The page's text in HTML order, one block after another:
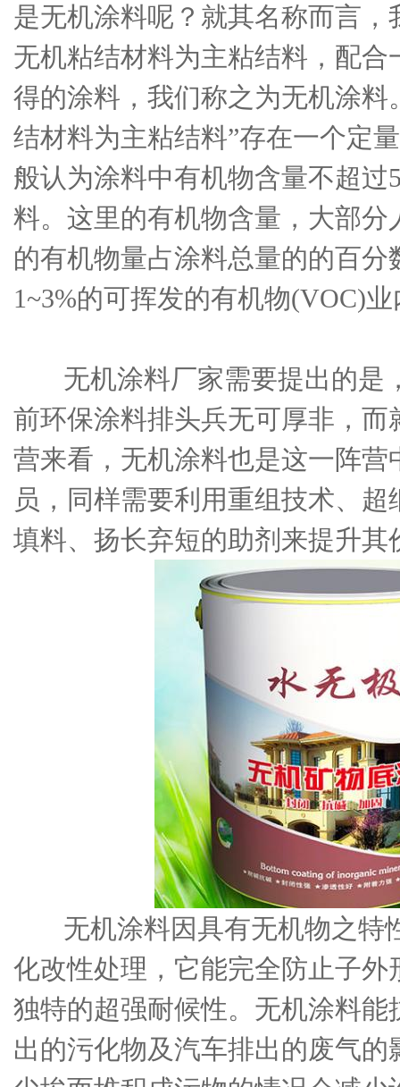
是无机涂料呢？就其名称而言
无机粘结材料为主粘结料，配
得的涂料，我们称之为无机涂料
结材料为主粘结料”存在一个定
般认为涂料中有机物含量不超过
料。这里的有机物含量，大部
的有机物量占涂料总量的的百分
1~3%的可挥发的有机物(VOC)
无机涂料厂家需要提出的是
前环保涂料排头兵无可厚非，
营来看，无机涂料也是这一阵营
员，同样需要利用重组技术、
填料、扬长弃短的助剂来提升其
无机涂料因具有无机物之特
化改性处理，它能完全防止子
独特的超强耐候性。无机涂料
出的污化物及汽车排出的废气